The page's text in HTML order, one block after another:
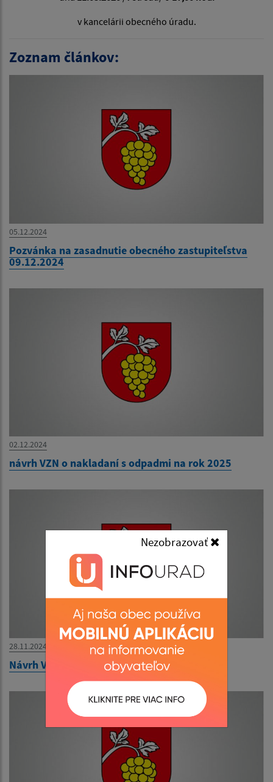
Nezobrazovať
v kancelárii obecného úradu.
Zoznam článkov:
05.12.2024
Pozvánka na zasadnutie obecného zastupiteľstva
09.12.2024
02.12.2024
návrh VZN o nakladaní s odpadmi na rok 2025
28.11.2024
Návrh VZN o miestnych daniach